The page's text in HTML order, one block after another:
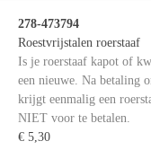
278-473794
Roestvrijstalen roerstaaf
Is je roerstaaf kapot of
een nieuwe. Na betaling
krijgt eenmalig een
NIET voor te betalen.
€ 5,30